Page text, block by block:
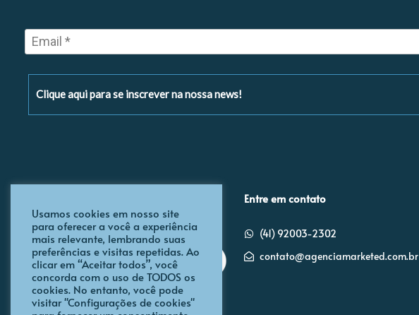
Clique aqui para se inscrever na nossa news!
Entre em contato
(41) 92003-2302
contato@agenciamarketed.com.br
Usamos cookies em nosso site
para oferecer a você a experiência
mais relevante, lembrando suas
preferências e visitas repetidas. Ao
clicar em “Aceitar todos”, você
concorda com o uso de TODOS os
cookies. No entanto, você pode
visitar "Configurações de cookies"